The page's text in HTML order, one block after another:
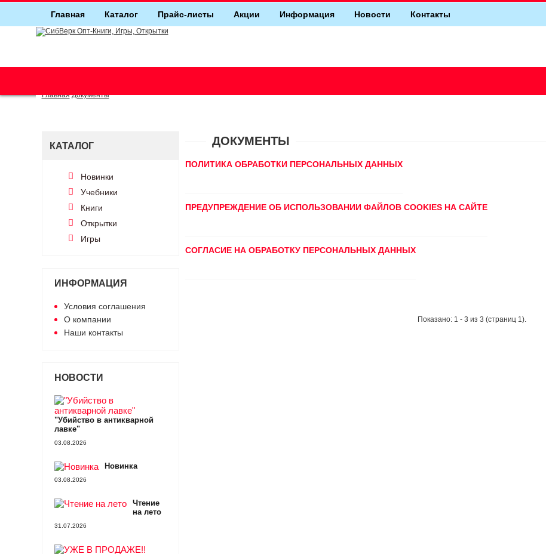
Главная Каталог Прайс-листы Акции Информация Новости Контакты
Главная Документы
КАТАЛОГ
Новинки
Учебники
Книги
Открытки
Игры
ИНФОРМАЦИЯ
Условия соглашения
О компании
Наши контакты
НОВОСТИ
"Убийство в антикварной
лавке"
03.08.2026
Новинка
03.08.2026
Чтение
на лето
31.07.2026
ДОКУМЕНТЫ
ПОЛИТИКА ОБРАБОТКИ ПЕРСОНАЛЬНЫХ ДАННЫХ
ПРЕДУПРЕЖДЕНИЕ ОБ ИСПОЛЬЗОВАНИИ ФАЙЛОВ COOKIES НА САЙТЕ
СОГЛАСИЕ НА ОБРАБОТКУ ПЕРСОНАЛЬНЫХ ДАННЫХ
Показано: 1 - 3 из 3 (страниц 1).